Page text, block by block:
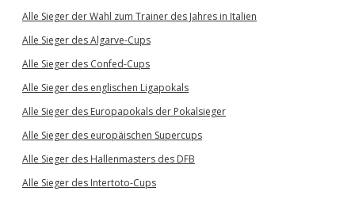
Alle Sieger der Wahl zum Trainer des Jahres in Italien
Alle Sieger des Algarve-Cups
Alle Sieger des Confed-Cups
Alle Sieger des englischen Ligapokals
Alle Sieger des Europapokals der Pokalsieger
Alle Sieger des europäischen Supercups
Alle Sieger des Hallenmasters des DFB
Alle Sieger des Intertoto-Cups